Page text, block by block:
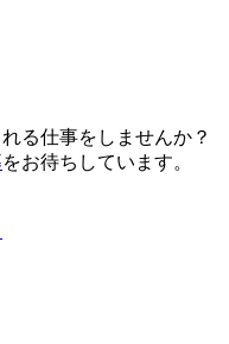
る仕事をしませんか？
をお待ちしています。